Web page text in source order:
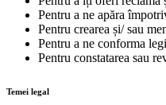
Pentru a ne apăra
Pentru crearea și/ sau
Pentru a ne conforma
Pentru constatarea sau
Temei legal